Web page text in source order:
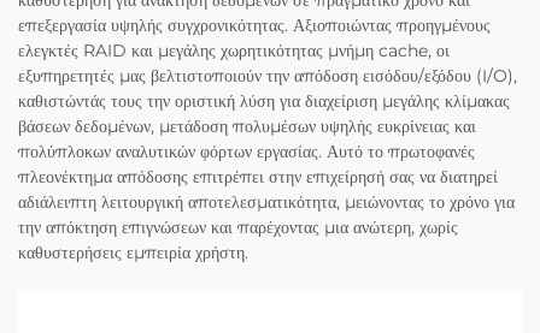
επεξεργασία υψηλής συγχρονικότητας. Αξιοποιώντας προηγμένους
ελεγκτές RAID και μεγάλης χωρητικότητας μνήμη cache, οι
εξυπηρετητές μας βελτιστοποιούν την απόδοση εισόδου/εξόδου (I/O),
καθιστώντάς τους την οριστική λύση για διαχείριση μεγάλης κλίμακας
βάσεων δεδομένων, μετάδοση πολυμέσων υψηλής ευκρίνειας και
πολύπλοκων αναλυτικών φόρτων εργασίας. Αυτό το πρωτοφανές
πλεονέκτημα απόδοσης επιτρέπει στην επιχείρησή σας να διατηρεί
αδιάλειπτη λειτουργική αποτελεσματικότητα, μειώνοντας το χρόνο για
την απόκτηση επιγνώσεων και παρέχοντας μια ανώτερη, χωρίς
καθυστερήσεις εμπειρία χρήστη.